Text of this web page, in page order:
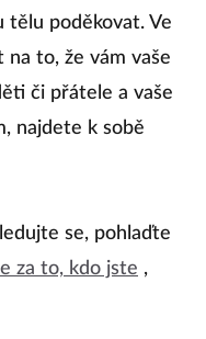
tělu poděkovat. Ve
to, že vám vaše
či přátele a vaše
najdete k sobě
se, pohlaďte
za to, kdo jste ,